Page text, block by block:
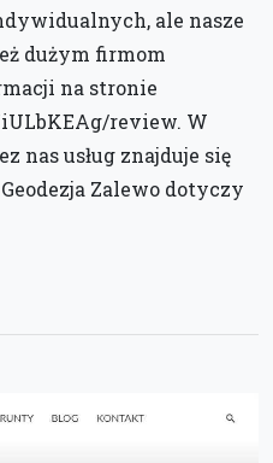
ale nasze
dużym firmom
na stronie
review. W
nas usług znajduje się
Zalewo dotyczy